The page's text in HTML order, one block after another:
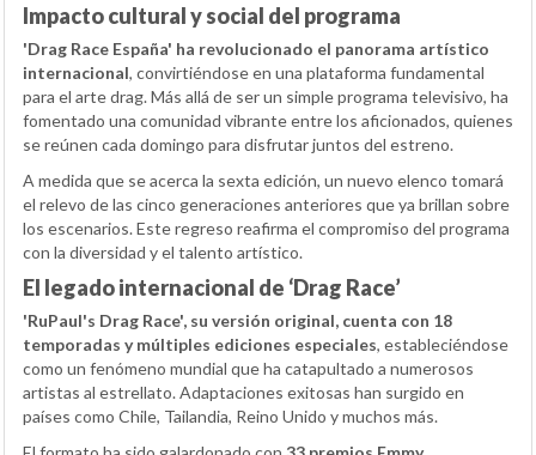
Impacto cultural y social del programa
'Drag Race España' ha revolucionado el panorama artístico
internacional, convirtiéndose en una plataforma fundamental
para el arte drag. Más allá de ser un simple programa televisivo, ha
fomentado una comunidad vibrante entre los aficionados, quienes
se reúnen cada domingo para disfrutar juntos del estreno.
A medida que se acerca la sexta edición, un nuevo elenco tomará
el relevo de las cinco generaciones anteriores que ya brillan sobre
los escenarios. Este regreso reafirma el compromiso del programa
con la diversidad y el talento artístico.
El legado internacional de ‘Drag Race’
'RuPaul's Drag Race', su versión original, cuenta con 18
temporadas y múltiples ediciones especiales, estableciéndose
como un fenómeno mundial que ha catapultado a numerosos
artistas al estrellato. Adaptaciones exitosas han surgido en
países como Chile, Tailandia, Reino Unido y muchos más.